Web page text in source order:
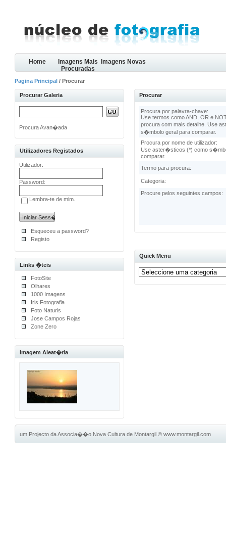
Home
Imagens Mais
Procuradas
Imagens Novas
Pagina Principal / Procurar
Procurar Galeria
Procura Avan�ada
Utilizadores Registados
Utilizador:
Password:
Lembra-te de mim.
Esqueceu a password?
Registo
Links �teis
FotoSite
Olhares
1000 Imagens
Iris Fotografia
Foto Naturis
Jose Campos Rojas
Zone Zero
Imagem Aleat�ria
Procurar
Procura por palavra-chave:
Use termos como AND, OR e
procura com mais detalhe. Use
s�mbolo geral para comparar.
Procura por nome de utilizador:
Use aster�sticos (*) como
comparar.
Termo para procura:
Categoria:
Procure pelos seguintes campos:
Quick Menu
um Projecto da Associa��o Nova Cultura de Montargil©www.montargil.com